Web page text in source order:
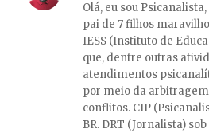
Olá, eu sou
pai de 7 filhos
IESS (Instituto de
que, dentre outras
atendimentos
por meio da
conflitos. CIP
BR. DRT (Jornalista)